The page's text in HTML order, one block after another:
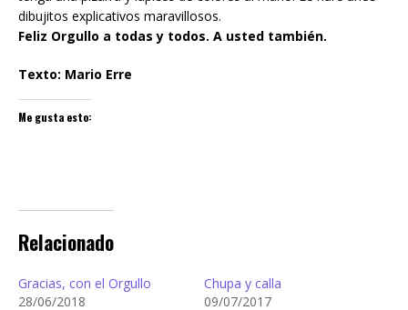
dibujitos explicativos maravillosos.
Feliz Orgullo a todas y todos. A usted también.
Texto: Mario Erre
Me gusta esto:
Relacionado
Gracias, con el Orgullo
28/06/2018
Chupa y calla
09/07/2017